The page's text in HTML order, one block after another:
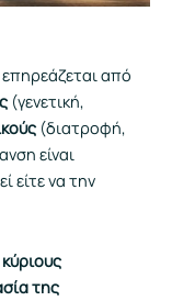
επηρεάζεται από
(γενετική,
(διατροφή,
είναι
είτε να την
κύριους
της